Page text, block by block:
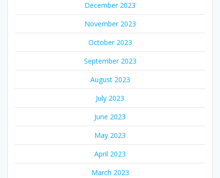
December 2023
November 2023
October 2023
September 2023
August 2023
July 2023
June 2023
May 2023
April 2023
March 2023